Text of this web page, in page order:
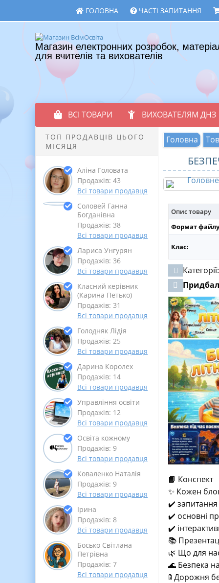
ГОЛОВНА ЧАСТІ ЗАПИТАННЯ
Магазин електронних розробок,
для вчителів та вихователів
ВСІ ТОВАРИ ВИХОВАТЕЛЯМ ДНЗ
ТОП ПРОДАВЦІВ ЦЬОГО
МІСЯЦЯ
Аліна Головата
Продажів: 43
Всі товари продавця
Соловей Ганна
Богданівна
Продажів: 38
Всі товари продавця
Лариса Унгурян
Продажів: 36
Всі товари продавця
Класний керівник
(Карина Петько)
Продажів: 31
Всі товари продавця
Голодняк Лідія
Продажів: 25
Всі товари продавця
Дарина Королех
Продажів: 14
Всі товари продавця
Управління освіти
Продажів: 12
Всі товари продавця
Освіта кожному
Продажів: 9
Всі товари продавця
Коваленко Наталія
Продажів: 9
Всі товари продавця
Ірина
Продажів: 8
Всі товари продавця
Босько Світлана
Петрівна
Продажів: 7
Всі товари продавця
Головна
Опис товару
Формат
Клас:
Категорії:
📘 Конспект
✨ Кожен
✔️ запитання
✔️ основні
✔️
📚
🌿 Що для
🌊 Безпека
🚦 Дорожня